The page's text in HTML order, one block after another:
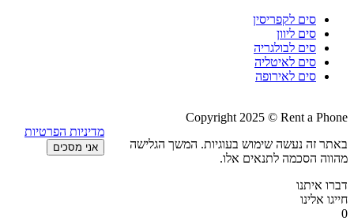
סים לקפריסין
סים ליוון
סים לבולגריה
סים לאיטליה
סים לאירופה
Copyright 2025 © Rent a Phone
באתר זה נעשה שימוש בעוגיות. המשך הגלישה
מהווה הסכמה לתנאים אלו.
מדיניות הפרטיות
אני מסכים
דברו איתנו
חייגו אלינו
0